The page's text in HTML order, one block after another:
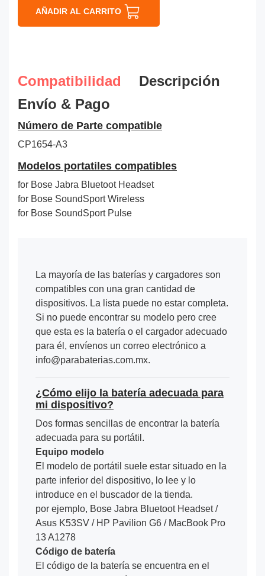
AÑADIR AL CARRITO
Compatibilidad
Descripción
Envío & Pago
Número de Parte compatible
CP1654-A3
Modelos portatiles compatibles
for Bose Jabra Bluetoot Headset
for Bose SoundSport Wireless
for Bose SoundSport Pulse
La mayoría de las baterías y cargadores son
compatibles con una gran cantidad de
dispositivos. La lista puede no estar completa.
Si no puede encontrar su modelo pero cree
que esta es la batería o el cargador adecuado
para él, envíenos un correo electrónico a
info@parabaterias.com.mx.
¿Cómo elijo la batería adecuada para
mi dispositivo?
Dos formas sencillas de encontrar la batería
adecuada para su portátil.
Equipo modelo
El modelo de portátil suele estar situado en la
parte inferior del dispositivo, lo lee y lo
introduce en el buscador de la tienda.
por ejemplo, Bose Jabra Bluetoot Headset /
Asus K53SV / HP Pavilion G6 / MacBook Pro
13 A1278
Código de batería
El código de la batería se encuentra en el